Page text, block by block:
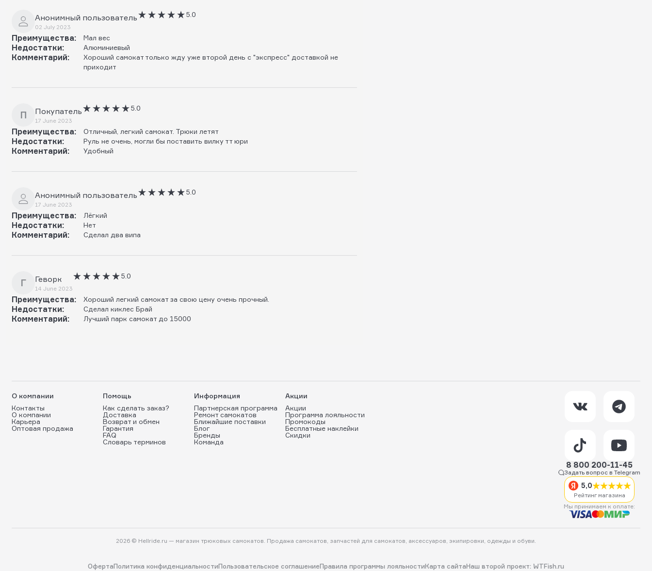
Анонимный пользователь
02 July 2023
5.0
Преимущества: Мал вес
Недостатки: Алюминиевый
Комментарий:
Хороший самокат только жду уже второй день с "экспресс" доставкой не
приходит
П Покупатель
17 June 2023
5.0
Преимущества: Отличный, легкий самокат. Трюки летят
Недостатки: Руль не очень, могли бы поставить вилку тт юри
Комментарий: Удобный
Анонимный пользователь
17 June 2023
5.0
Преимущества: Лёгкий
Недостатки: Нет
Комментарий: Сделал два випа
Г Геворк
14 June 2023
5.0
Преимущества: Хороший легкий самокат за свою цену очень прочный.
Недостатки: Сделал киклес Брай
Комментарий: Лучший парк самокат до 15000
О компании
Контакты
О компании
Карьера
Оптовая продажа
Помощь
Как сделать заказ?
Доставка
Возврат и обмен
Гарантия
FAQ
Словарь терминов
Информация
Партнерская программа
Ремонт самокатов
Ближайшие поставки
Блог
Бренды
Команда
Акции
Акции
Программа лояльности
Промокоды
Бесплатные наклейки
Скидки
8 800 200-11-45
Задать вопрос в Telegram
5,0
Рейтинг магазина
Мы принимаем к оплате:
2026 © Hellride.ru — магазин трюковых самокатов. Продажа самокатов, запчастей для самокатов, аксессуаров, экипировки, одежды и обуви.
ОфертаПолитика конфиденциальностиПользовательское соглашениеПравила программы лояльностиКарта сайтаНаш второй проект: WTFish.ru